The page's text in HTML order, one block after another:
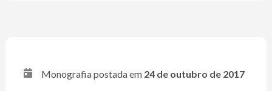
Monografia postada em 24 de outubro de 2017